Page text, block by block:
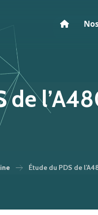
de
Étude du PDS de